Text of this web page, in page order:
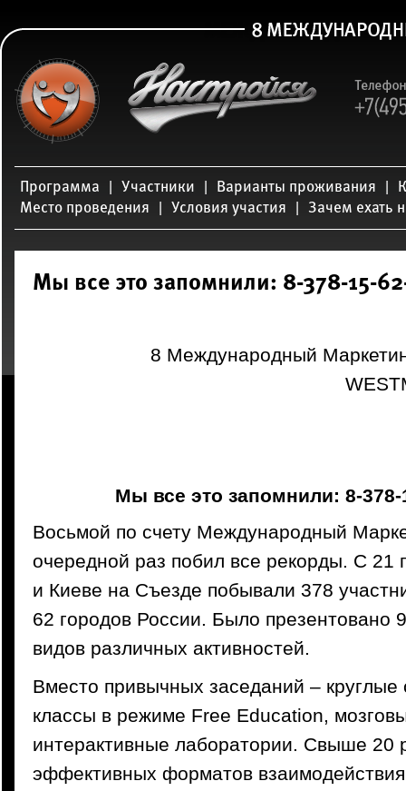
Программа Участники Варианты проживания
Место проведения
Условия участия Зачем ехать
Мы все это запомнили: 8-378-15-
8 Международный
Мы все это запомнили: 8-378-
Восьмой по счету Международный
очередной раз побил все рекорды. С 21
и Киеве на Съезде побывали 378
62 городов России. Было презентовано
видов различных активностей.
Вместо привычных заседаний – круглые
классы в режиме Free Education,
интерактивные лаборатории. Свыше 20
эффективных форматов